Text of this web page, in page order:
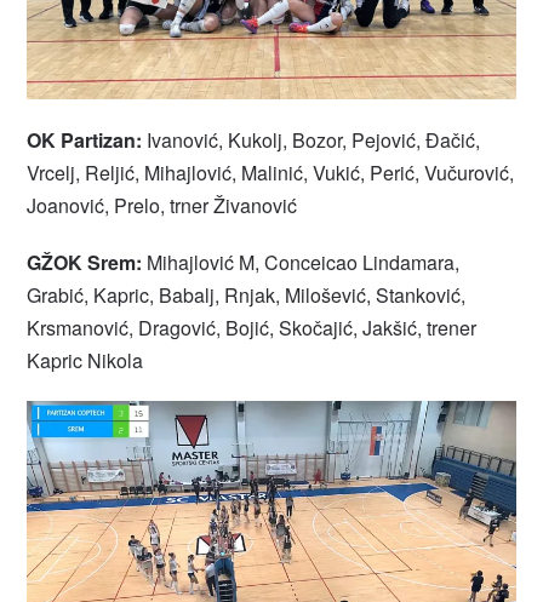
OK Partizan: Ivanović, Kukolj, Bozor, Pejović, Đačić,
Vrcelj, Reljić, Mihajlović, Malinić, Vukić, Perić, Vučurović,
Joanović, Prelo, trner Živanović
GŽOK Srem: Mihajlović M, Conceicao Lindamara,
Grabić, Kapric, Babalj, Rnjak, Milošević, Stanković,
Krsmanović, Dragović, Bojić, Skočajić, Jakšić, trener
Kapric Nikola